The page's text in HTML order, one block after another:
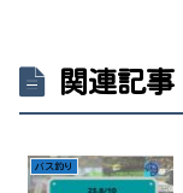
関連記事
バス釣り